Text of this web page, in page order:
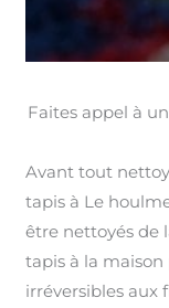
Faites appel à
Avant tout
tapis à Le
être nettoyés de
tapis à la
irréversibles aux